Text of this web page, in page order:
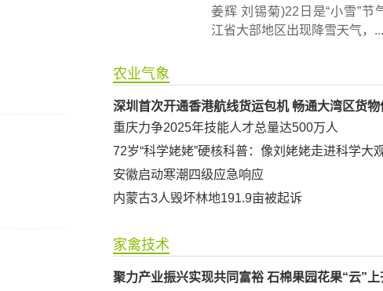
姜辉 刘锡菊)22日是“小雪”节
江省大部地区出现降雪天气，...
农业气象
深圳首次开通香港航线货运包机 畅通大湾区货物
重庆力争2025年技能人才总量达500万人
72岁“科学姥姥”硬核科普：像刘姥姥走进科学大
安徽启动寒潮四级应急响应
内蒙古3人毁坏林地191.9亩被起诉
家禽技术
聚力产业振兴实现共同富裕 石棉果园花果“云”上